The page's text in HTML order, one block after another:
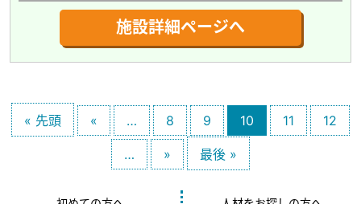
施設詳細ページへ
« 先頭 « … 8 9 10 11 12
… » 最後 »